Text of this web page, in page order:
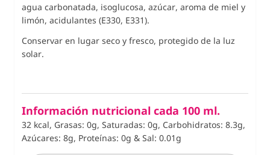
agua carbonatada, isoglucosa, azúcar, aroma de miel y
limón, acidulantes (E330, E331).
Conservar en lugar seco y fresco, protegido de la luz
solar.
Información nutricional cada 100 ml.
32 kcal, Grasas: 0g, Saturadas: 0g, Carbohidratos: 8.3g,
Azúcares: 8g, Proteínas: 0g & Sal: 0.01g